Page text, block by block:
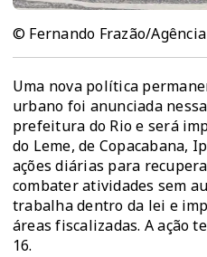
© Fernando Frazão/
Uma nova política
urbano foi anunciada
prefeitura do Rio e será
do Leme, de Copacabana,
ações diárias para
combater atividades sem
trabalha dentro da lei e
áreas fiscalizadas. A ação
16.